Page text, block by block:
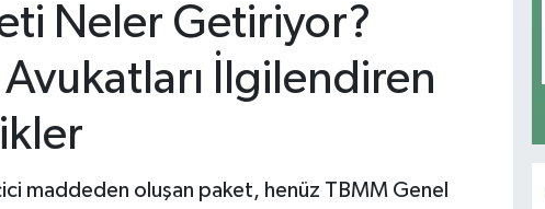
Neler Getiriyor?
Avukatları İlgilendiren
maddeden oluşan paket, henüz TBMM Genel